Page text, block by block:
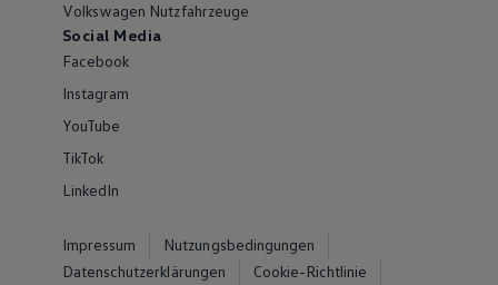
Volkswagen Nutzfahrzeuge
Social Media
Facebook
Instagram
YouTube
TikTok
LinkedIn
Impressum
Nutzungsbedingungen
Datenschutzerklärungen
Cookie-Richtlinie